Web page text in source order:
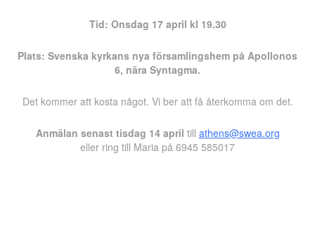
Tid: Onsdag 17 april kl 19.30
Plats: Svenska kyrkans nya församlingshem på Apollonos
6, nära Syntagma.
Det kommer att kosta något. Vi ber att få återkomma om det.
Anmälan senast tisdag 14 april till athens@swea.org
eller ring till Maria på 6945 585017